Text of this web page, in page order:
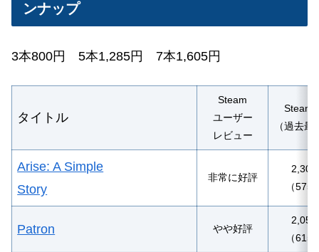
ンナップ
3本800円 5本1,285円 7本1,605円
タイトル
Steam
ユーザー
レビュー
Steam
（過去最
Arise: A Simple
Story
非常に好評
2,300
（575
Patron やや好評
2,050
（615